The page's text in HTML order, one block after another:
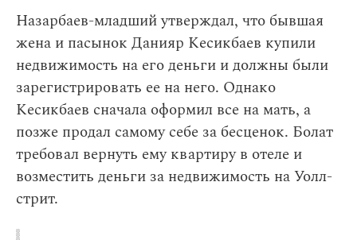
Назарбаев-младший утверждал, что бывшая
жена и пасынок Данияр Кесикбаев купили
недвижимость на его деньги и должны были
зарегистрировать ее на него. Однако
Кесикбаев сначала оформил все на мать, а
позже продал самому себе за бесценок. Болат
требовал вернуть ему квартиру в отеле и
возместить деньги за недвижимость на Уолл-
стрит.